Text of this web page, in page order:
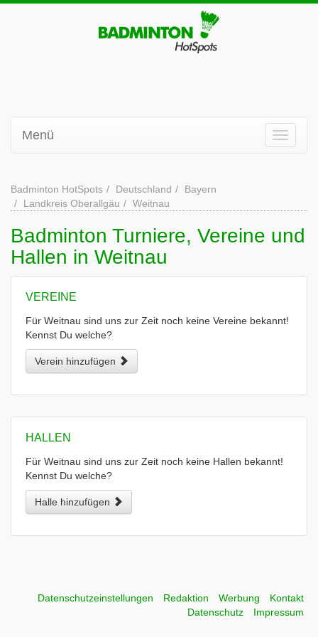
Menü
Badminton HotSpots Deutschland
Bayern
Landkreis Oberallgäu
Weitnau
Badminton Turniere, Vereine und
Hallen in Weitnau
VEREINE
Für Weitnau sind uns zur Zeit noch keine Vereine bekannt!
Kennst Du welche?
Verein hinzufügen
HALLEN
Für Weitnau sind uns zur Zeit noch keine Hallen bekannt!
Kennst Du welche?
Halle hinzufügen
Datenschutzeinstellungen Redaktion Werbung
Kontakt
Datenschutz
Impressum